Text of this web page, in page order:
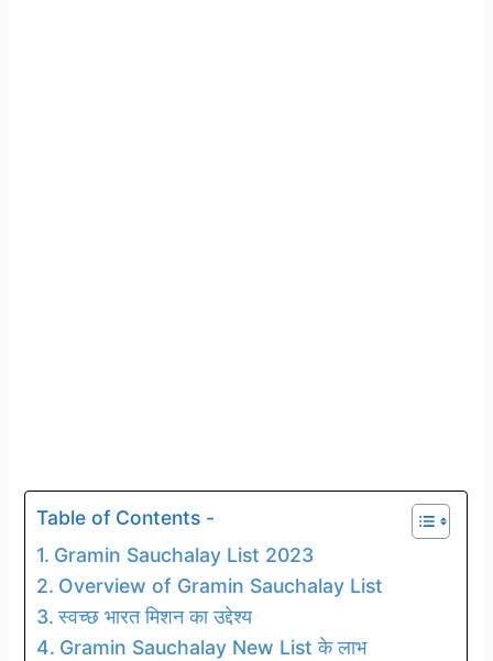
Table of Contents -
Gramin Sauchalay List 2023
Overview of Gramin Sauchalay List
स्वच्छ भारत मिशन का उद्देश्य
Gramin Sauchalay New List के लाभ